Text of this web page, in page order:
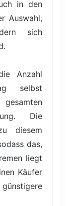
in den
Auswahl,
sich
Anzahl
selbst
Die
diesem
das,
liegt
Käufer